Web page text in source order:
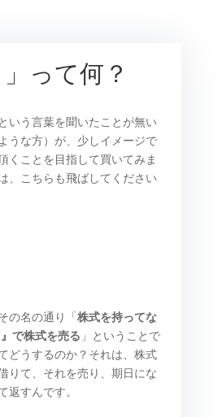
」って何？
いう言葉を聞いたことが無い
うな方）が、少しイメージで
くことを目指して買いてみま
、こちらも飛ばしてください
の名の通り「 株式を持ってな
で株式を売る 」ということで
どうするのか？それは、株式
りて、それを売り、期日にな
返すんです。